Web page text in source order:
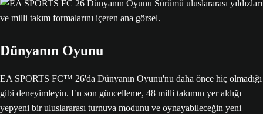
Dünyanın Oyunu
EA SPORTS FC™ 26'da Dünyanın Oyunu'nu daha önce hiç olmadığı
gibi deneyimleyin. En son güncelleme, 48 milli takımın yer aldığı
yepyeni bir uluslararası turnuva modunu ve oynayabileceğin yeni